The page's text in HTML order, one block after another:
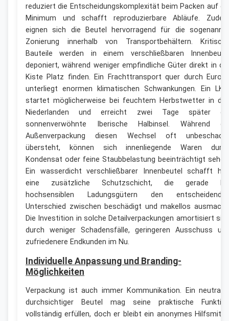
reduziert die Entscheidungskomplexität beim Packen auf
Minimum und schafft reproduzierbare Abläufe.
eignen sich die Beutel hervorragend für die
Zonierung innerhalb von Transportbehältern.
Bauteile werden in einem verschließbaren
deponiert, während weniger empfindliche Güter direkt in
Kiste Platz finden. Ein Frachttransport quer durch
unterliegt enormen klimatischen Schwankungen. Ein
startet möglicherweise bei feuchtem Herbstwetter in
Niederlanden und erreicht zwei Tage später
sonnenverwöhnte Iberische Halbinsel. Während
Außenverpackung diesen Wechsel oft
übersteht, können sich innenliegende Waren
Kondensat oder feine Staubbelastung beeinträchtigt
Ein wasserdicht verschließbarer Innenbeutel schafft
eine zusätzliche Schutzschicht, die gerade
hochsensiblen Ladungsgütern den
Unterschied zwischen beschädigt und makellos
Die Investition in solche Detailverpackungen amortisiert
durch weniger Schadensfälle, geringeren Ausschuss
zufriedenere Endkunden im Nu.
Individuelle Anpassung und Branding-
Möglichkeiten
Verpackung ist auch immer Kommunikation. Ein
durchsichtiger Beutel mag seine praktische
vollständig erfüllen, doch er bleibt ein anonymes